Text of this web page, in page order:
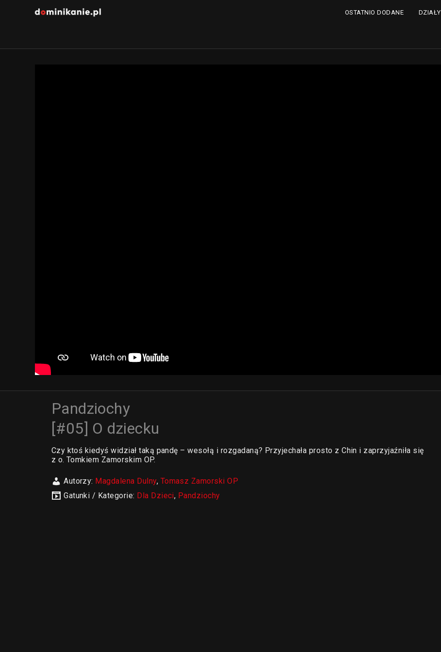
OSTATNIO DODANE DZIAŁY
Pandziochy
[#05] O dziecku
Czy ktoś kiedyś widział taką pandę – wesołą i rozgadaną? Przyjechała prosto z Chin i zaprzyjaźniła się
z o. Tomkiem Zamorskim OP.
Autorzy: Magdalena Dulny, Tomasz Zamorski OP
Gatunki / Kategorie: Dla Dzieci, Pandziochy